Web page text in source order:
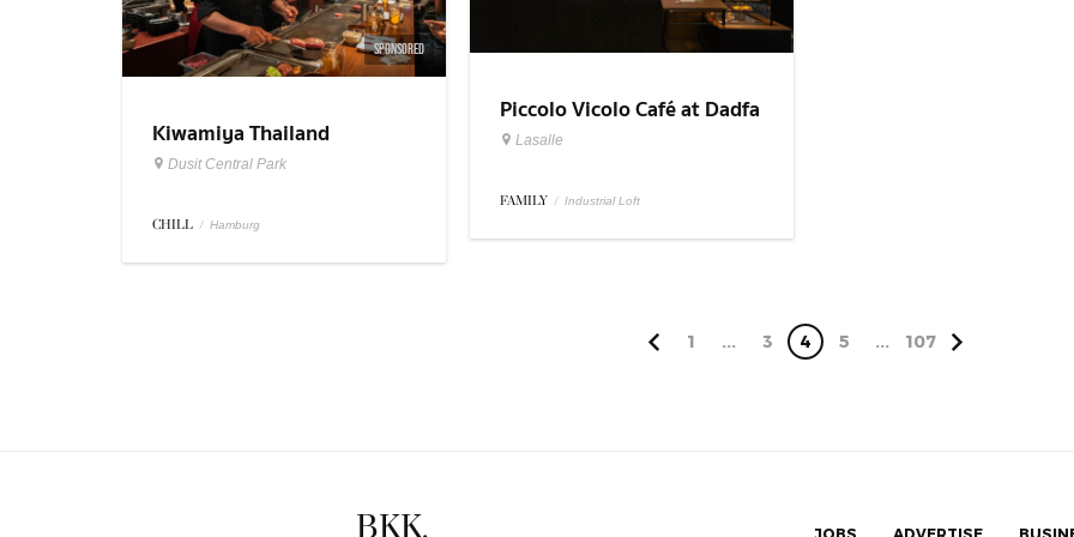
SPONSORED
Kiwamiya Thailand
Dusit Central Park
CHILL / Hamburg
Piccolo Vicolo Café at Dadfa
Lasalle
Lasalle
FAMILY / Industrial Loft
1 ... 3 4 5 ... 107
BKK. JOBS ADVERTISE